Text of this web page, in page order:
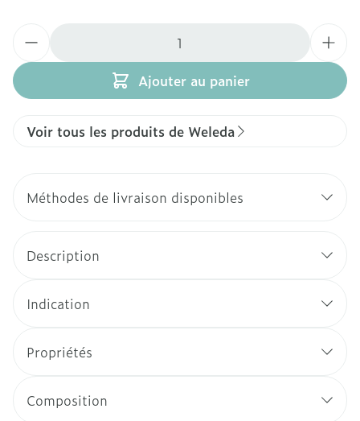
Ajouter au panier
Voir tous les produits de Weleda
Méthodes de livraison disponibles
Description
Indication
Propriétés
Composition